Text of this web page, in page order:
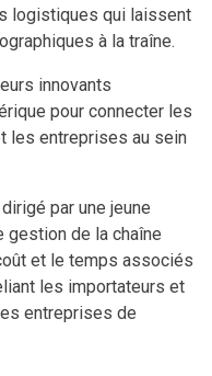
logistiques qui laissent
à la traîne.
innovants
pour connecter les
les entreprises au sein
par une jeune
de la chaîne
et le temps associés
les importateurs et
entreprises de